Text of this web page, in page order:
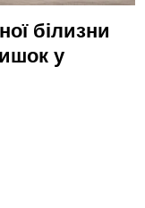
білизни
у